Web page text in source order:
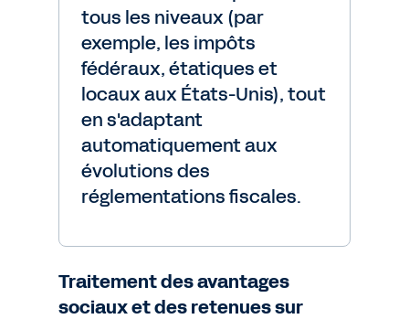
tous les niveaux (par
exemple, les impôts
fédéraux, étatiques et
locaux aux États-Unis), tout
en s'adaptant
automatiquement aux
évolutions des
réglementations fiscales.
Traitement des avantages
sociaux et des retenues sur